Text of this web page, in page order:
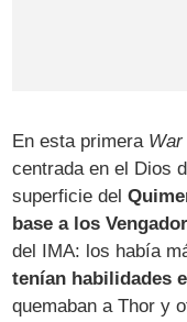
En esta primera War
centrada en el Dios
superficie del
base a los
del IMA: los había
tenían habilidades
quemaban a Thor y